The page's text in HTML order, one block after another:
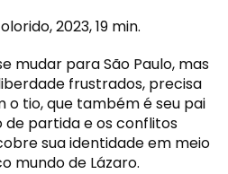
2023, 19 min.
mudar para São Paulo, mas
frustrados, precisa
tio, que também é seu pai
de partida e os conflitos
sua identidade em meio
mundo de Lázaro.